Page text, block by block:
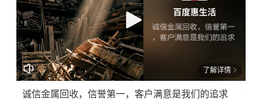
了解详情
诚信金属回收，信誉第一，客户满意是我们的追求